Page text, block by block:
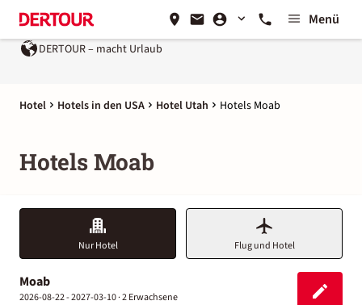
Menü
DERTOUR – macht Urlaub
Hotel Hotels in den USA Hotel Utah Hotels Moab
Hotels Moab
Nur Hotel Flug und Hotel
Moab
2026-08-22 - 2027-03-10 ·2 Erwachsene